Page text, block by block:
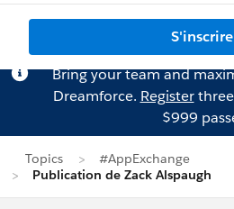
S'inscrire
Bring your team and
Dreamforce. Register
$999
Topics
#AppExchange
Publication de Zack Alspaugh